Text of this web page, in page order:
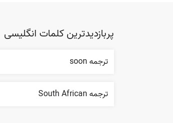
پربازدیدترین کلمات انگلیسی
ترجمه soon
ترجمه South African